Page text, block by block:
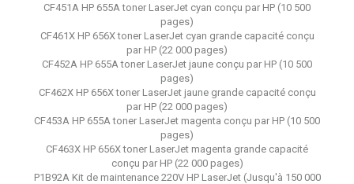
CF451A HP 655A toner LaserJet cyan conçu par HP (10 500
pages)
CF461X HP 656X toner LaserJet cyan grande capacité conçu
par HP (22 000 pages)
CF452A HP 655A toner LaserJet jaune conçu par HP (10 500
pages)
CF462X HP 656X toner LaserJet jaune grande capacité conçu
par HP (22 000 pages)
CF453A HP 655A toner LaserJet magenta conçu par HP (10 500
pages)
CF463X HP 656X toner LaserJet magenta grande capacité
conçu par HP (22 000 pages)
P1B92A Kit de maintenance 220V HP LaserJet (Jusqu'à 150 000